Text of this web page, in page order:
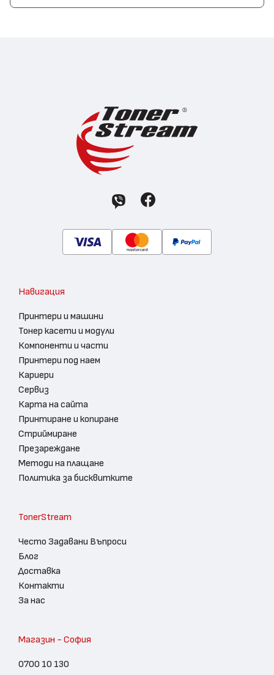
Навигация
Принтери и машини
Тонер касети и модули
Компоненти и части
Принтери под наем
Кариери
Сервиз
Карта на сайта
Принтиране и копиране
Стриймиране
Презареждане
Методи на плащане
Политика за бисквитките
TonerStream
Често Задавани Въпроси
Блог
Доставка
Контакти
За нас
Магазин - София
0700 10 130